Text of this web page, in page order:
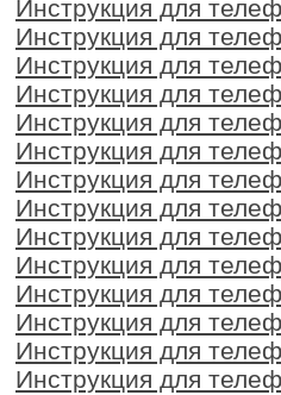
Инструкция для
Инструкция для
Инструкция для
Инструкция для
Инструкция для
Инструкция для
Инструкция для
Инструкция для
Инструкция для
Инструкция для
Инструкция для
Инструкция для
Инструкция для
Инструкция для